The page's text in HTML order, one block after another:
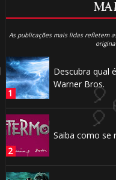
As publicações mais lidas refletem
Descubra qual
Warner Bros.
Saiba como se